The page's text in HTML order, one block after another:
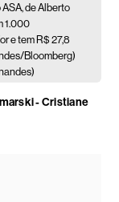
de Alberto
1.000
e tem R$ 27,8
Bloomberg)
- Cristiane